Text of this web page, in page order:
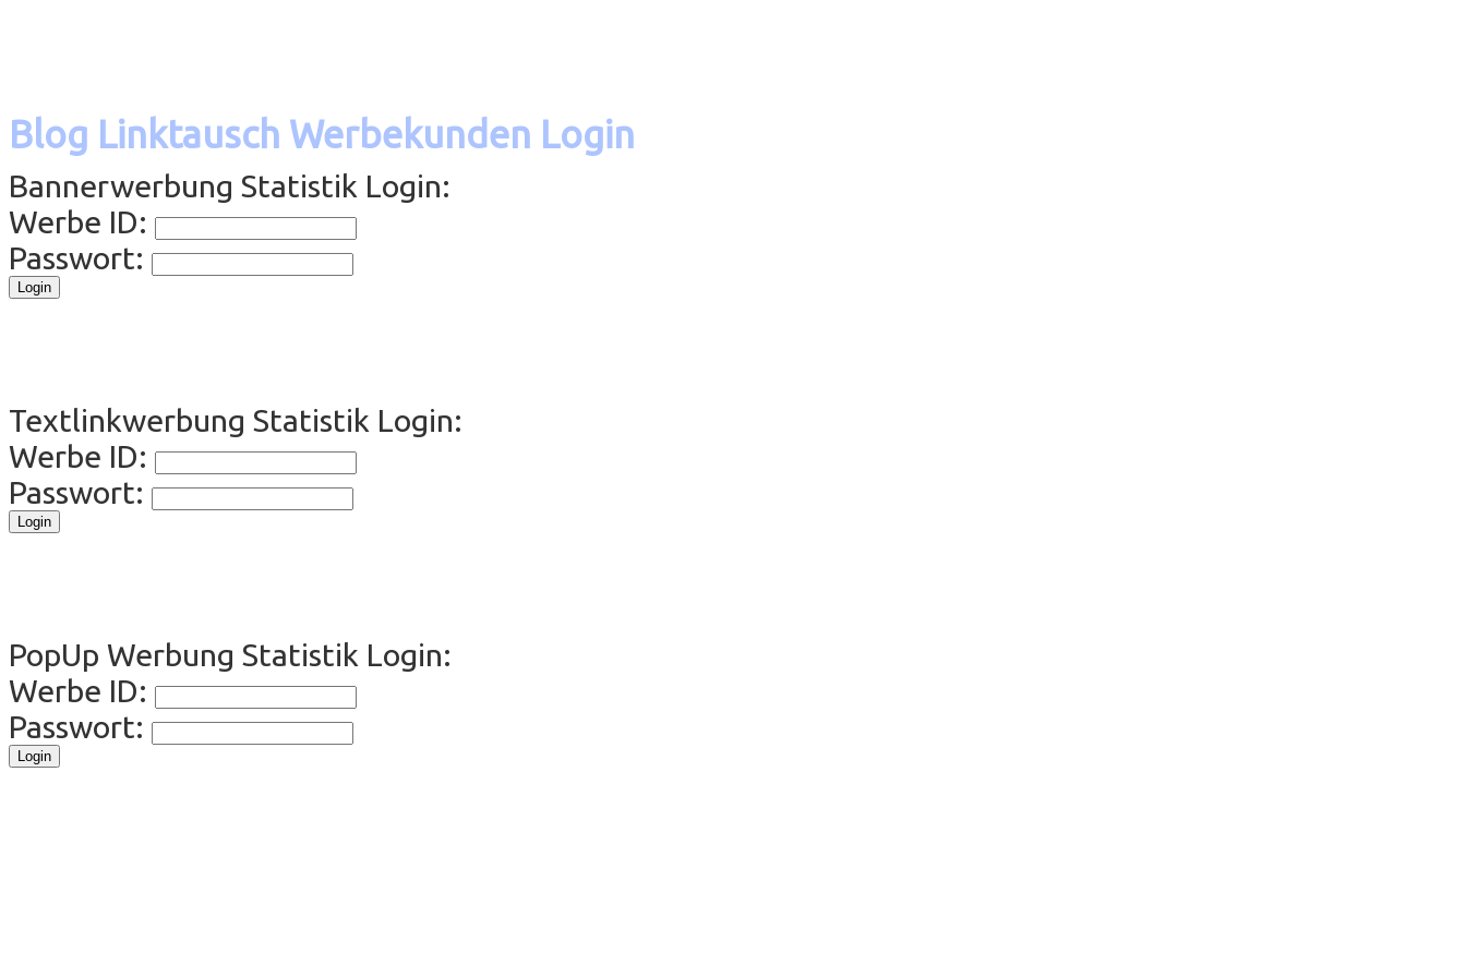
Blog Linktausch Werbekunden Login
Bannerwerbung Statistik Login:
Werbe ID:
Passwort:
Textlinkwerbung Statistik Login:
Werbe ID:
Passwort:
PopUp Werbung Statistik Login:
Werbe ID:
Passwort: